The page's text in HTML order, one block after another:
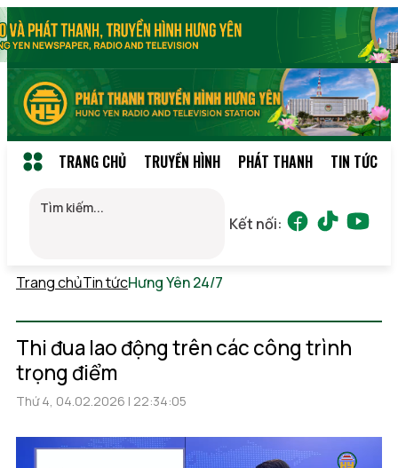
TRANG CHỦ TRUYỀN HÌNH PHÁT THANH TIN TỨC
Kết nối:
Trang chủTin tứcHưng Yên 24/7
Thi đua lao động trên các công trình
trọng điểm
Thứ 4, 04.02.2026 | 22:34:05